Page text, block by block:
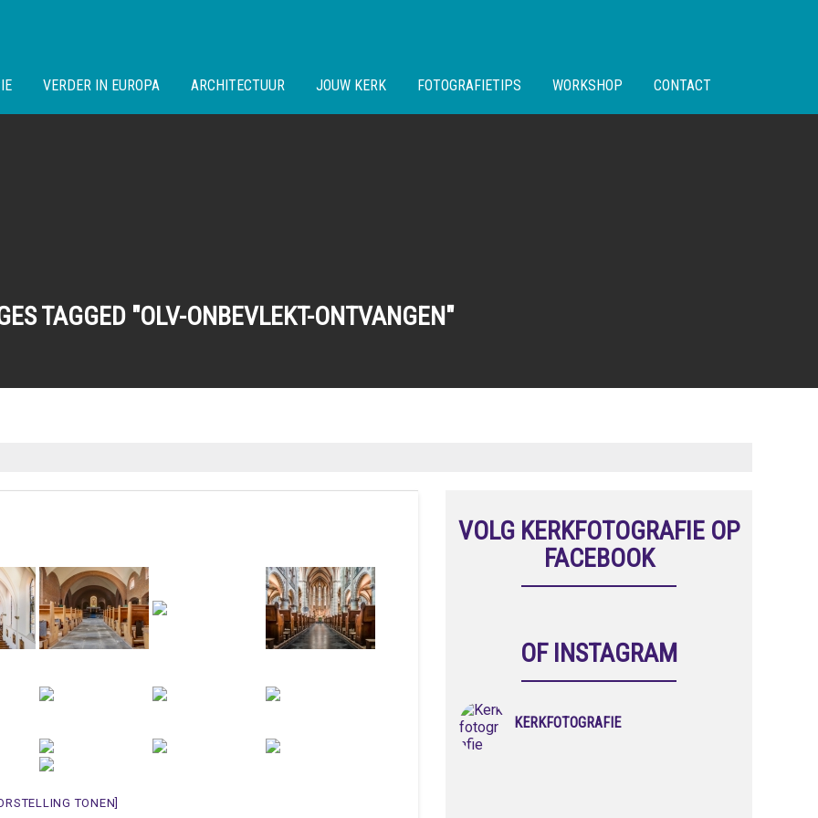
VERDER IN EUROPA ARCHITECTUUR JOUW KERK FOTOGRAFIETIPS WORKSHOP CONTACT
TAGGED "OLV-ONBEVLEKT-ONTVANGEN"
TONEN]
VOLG KERKFOTOGRAFIE OP
FACEBOOK
OF INSTAGRAM
KERKFOTOGRAFIE